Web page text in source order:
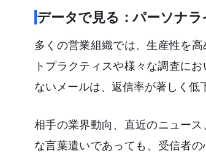
データで見る：パーソナ
多くの営業組織では、生産性を
トプラクティスや様々な調査に
ないメールは、返信率が著しく低
相手の業界動向、直近のニュー
な言葉遣いであっても、受信者